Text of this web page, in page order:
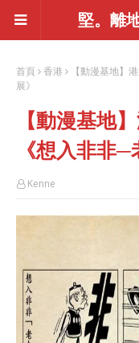
堅。離
首頁 香港
【動漫基地】
展》
【動漫基地
《想入非非
Kenne